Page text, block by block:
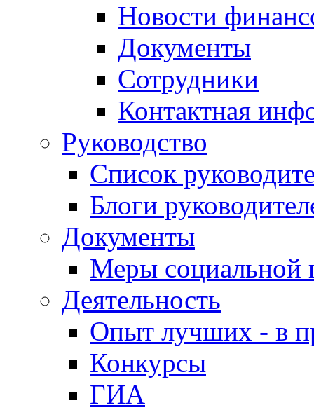
Новости
Документы
Сотрудники
Контактная
Руководство
Список
Блоги
Документы
Меры социальной
Деятельность
Опыт лучших - в
Конкурсы
ГИА